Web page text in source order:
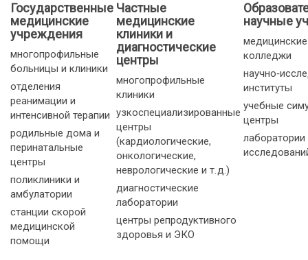
Государственные
медицинские
учреждения
многопрофильные
больницы и клиники
отделения
реанимации и
интенсивной терапии
родильные дома и
перинатальные
центры
поликлиники и
амбулатории
станции скорой
медицинской
помощи
Частные
медицинские
клиники и
диагностические
центры
многопрофильные
клиники
узкоспециализированные
центры
(кардиологические,
онкологические,
неврологические и т. д.)
диагностические
лаборатории
центры репродуктивного
здоровья и ЭКО
научные
колледжи
институты
учебные
центры
лаборатории